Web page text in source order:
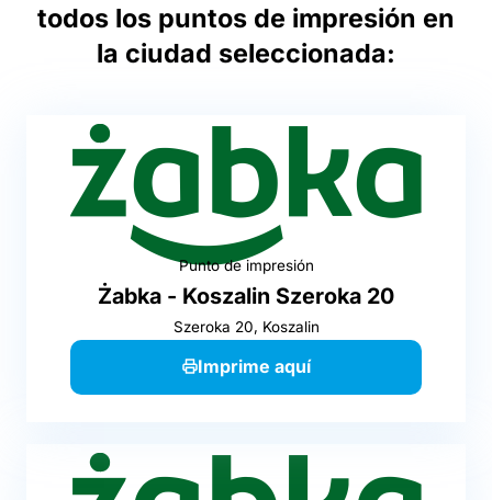
todos los puntos de impresión en
la ciudad seleccionada:
Punto de impresión
Żabka - Koszalin Szeroka 20
Szeroka 20, Koszalin
Imprime aquí